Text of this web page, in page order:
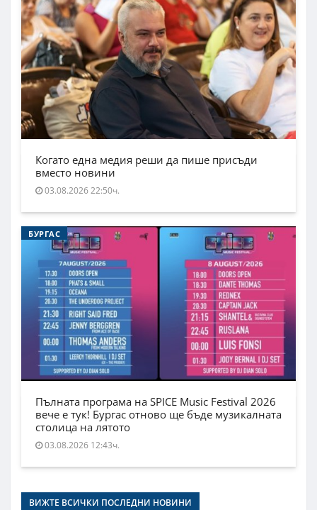
Когато една медия реши да пише присъди
вместо новини
03.08.2026 22:50ч.
БУРГАС
Пълната програма на SPICE Music Festival 2026
вече е тук! Бургас отново ще бъде музикалната
столица на лятото
03.08.2026 12:43ч.
ВИЖТЕ ВСИЧКИ ПОСЛЕДНИ НОВИНИ